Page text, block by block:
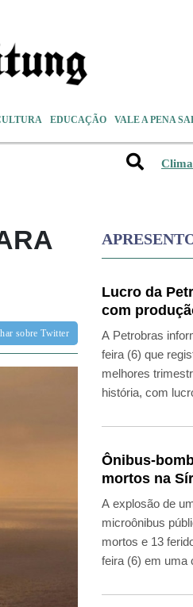
EDUCAÇÃO VALE A PENA
sobre Twitter
Lucro da
com
alta do
A Petrobras
feira (6) que
melhores
história, com
produção
elevados do
guerra no Irã.
Ônibus-
mortos na
A explosão de
microônibus
mortos e 13
feira (6) em uma
do país,